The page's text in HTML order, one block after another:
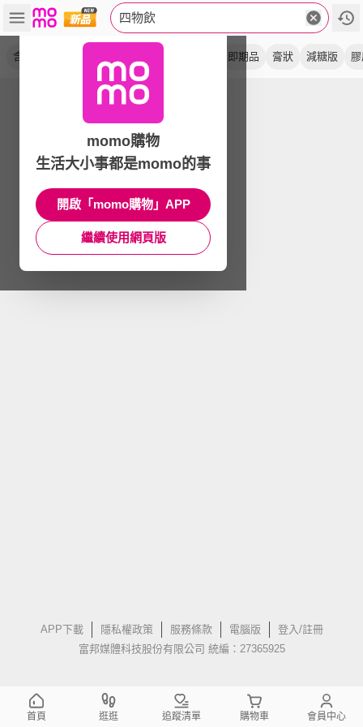
四物飲
含鐵 即期品 膏狀 減糖版
APP下載 隱私權政策 服務條款 電腦版
登入/註冊
富邦媒體科技股份有限公司 統編：27365925
momo購物
生活大小事都是momo的事
開啟「momo購物」APP
繼續使用網頁版
首頁 逛逛 追蹤清單 購物車 會員中心